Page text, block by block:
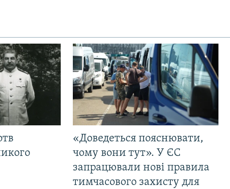
«Доведеться пояснювати,
чому вони тут». У ЄС
запрацювали нові правила
тимчасового захисту для